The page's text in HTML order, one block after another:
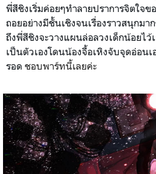
พี่สีชิงเริ่มค่อยๆทำลายปราการจิตใจ
ถอยอย่างมีชั้นเชิงจนเรื่องราวสนุกม
ถึงพี่สีชิงจะวางแผนล่อลวงเด็กน้อย
เป็นตัวเองโดนน้องจื้อเหิงจับจุดอ่อน
รอด ชอบพาร์ทนี้เลยค่ะ